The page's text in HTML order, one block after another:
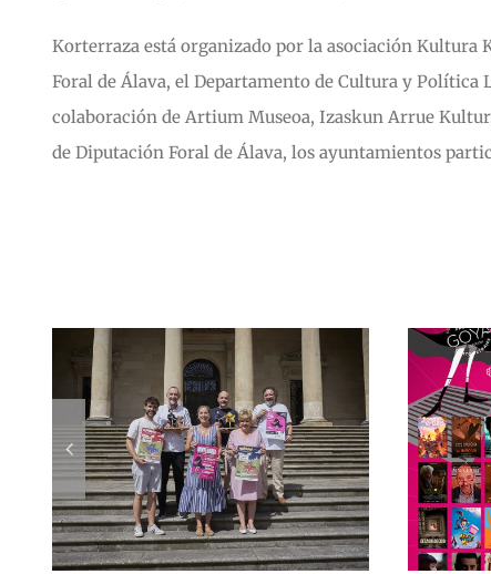
Korterraza está organizado por la asociación
Foral de Álava, el Departamento de Cultura y
colaboración de Artium Museoa, Izaskun Arrue
de Diputación Foral de Álava, los ayuntamientos
Selección de
cortometrajes
Korterraza 2026